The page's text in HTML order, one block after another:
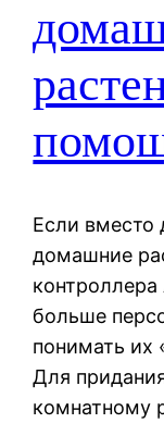
Если вместо
домашние
больше
понимать их
Для
комнатному